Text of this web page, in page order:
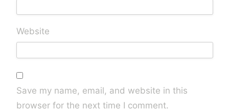
Website
Save my name, email, and website in this
browser for the next time I comment.